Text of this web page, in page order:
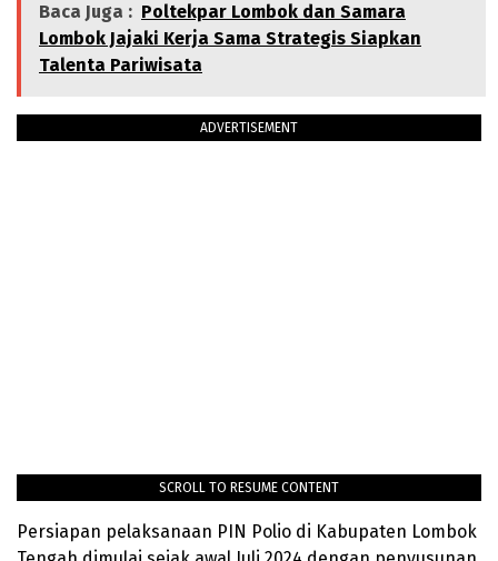
Baca Juga : Poltekpar Lombok dan Samara
Lombok Jajaki Kerja Sama Strategis Siapkan
Talenta Pariwisata
ADVERTISEMENT
SCROLL TO RESUME CONTENT
Persiapan pelaksanaan PIN Polio di Kabupaten Lombok